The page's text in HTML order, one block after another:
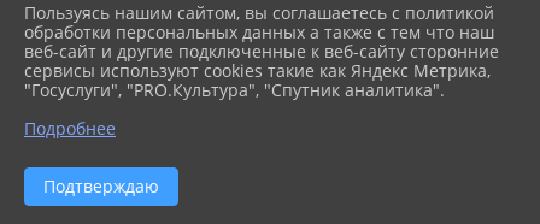
Пользуясь нашим сайтом, вы соглашаетесь с политикой
обработки персональных данных а также с тем что наш
веб-сайт и другие подключенные к веб-сайту сторонние
сервисы используют cookies такие как Яндекс Метрика,
"Госуслуги", "PRO.Культура", "Спутник аналитика".
Подробнее
Подтверждаю